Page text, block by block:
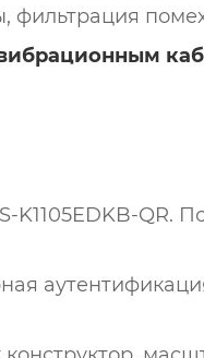
K1105EDKB-